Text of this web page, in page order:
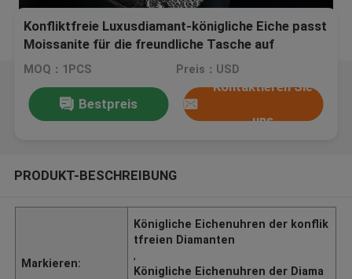
Konfliktfreie Luxusdiamant-königliche Eiche passt
Moissanite für die freundliche Tasche auf
MOQ：1PCS Preis：USD
Bestpreis
Kontaktieren Sie
uns
PRODUKT-BESCHREIBUNG
Markieren:
Königliche Eichenuhren der konflik
tfreien Diamanten
,
Königliche Eichenuhren der Diama